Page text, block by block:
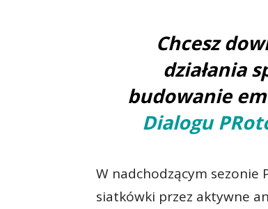
Chcesz
działania
budowanie
Dialogu
W nadchodzącym sezonie
siatkówki przez aktywne